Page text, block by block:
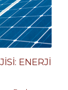
ENERJİ